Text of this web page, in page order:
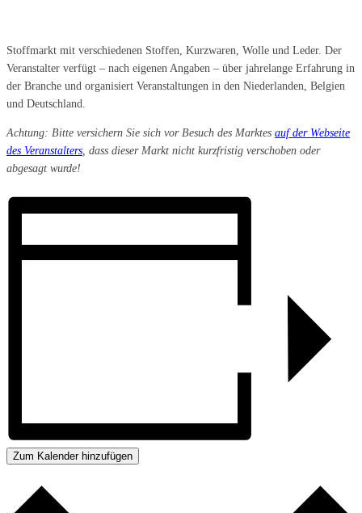
Stoffmarkt mit verschiedenen Stoffen, Kurzwaren, Wolle und Leder. Der
Veranstalter verfügt – nach eigenen Angaben – über jahrelange Erfahrung in
der Branche und organisiert Veranstaltungen in den Niederlanden, Belgien
und Deutschland.
Achtung: Bitte versichern Sie sich vor Besuch des Marktes auf der Webseite
des Veranstalters, dass dieser Markt nicht kurzfristig verschoben oder
abgesagt wurde!
Zum Kalender hinzufügen